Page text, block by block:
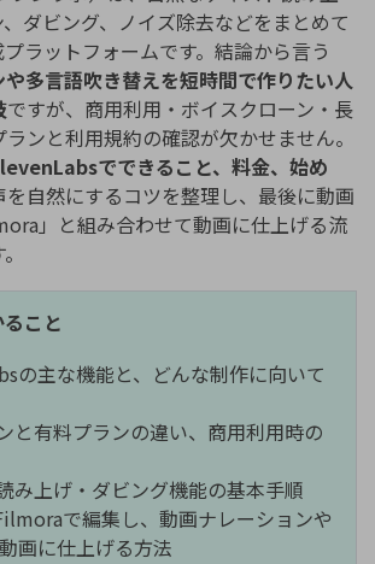
ダビング、ノイズ除去などをまとめて
ラットフォームです。結論から言う
多言語吹き替えを短時間で作りたい人
ですが、商用利用・ボイスクローン・長
ンと利用規約の確認が欠かせません。
でできること、料金、始め
自然にするコツを整理し、最後に動画
」と組み合わせて動画に仕上げる流
こと
の主な機能と、どんな制作に向いて
と有料プランの違い、商用利用時の
み上げ・ダビング機能の基本手順
で編集し、動画ナレーションや
画に仕上げる方法